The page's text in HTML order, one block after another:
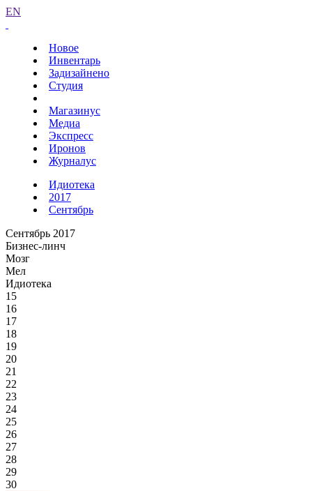
EN
Новое
Инвентарь
Задизайнено
Студия
Магазинус
Медиа
Экспресс
Иронов
Журналус
Идиотека
2017
Сентябрь
Сентябрь 2017
Бизнес-линч
Мозг
Мел
Идиотека
15
16
17
18
19
20
21
22
23
24
25
26
27
28
29
30